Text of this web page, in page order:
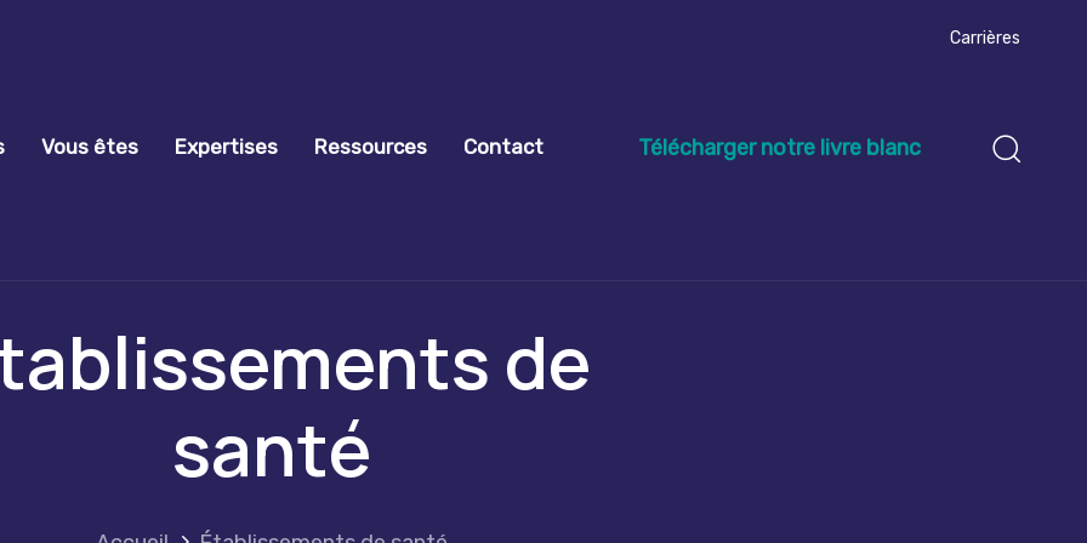
Carrières
Vous êtes Expertises Ressources Contact Télécharger notre livre blanc
de
santé